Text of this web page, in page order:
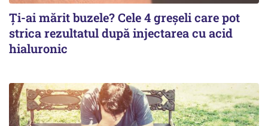
Ți-ai mărit buzele? Cele 4 greșeli care pot
strica rezultatul după injectarea cu acid
hialuronic